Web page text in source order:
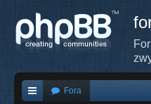
Fora